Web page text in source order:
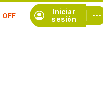
Iniciar
sesión